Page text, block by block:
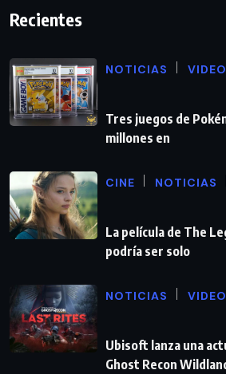
Recientes
NOTICIAS
Tres juegos de
millones en
CINE NOTICIAS
La película de The
podría ser solo
NOTICIAS
Ubisoft lanza una
Ghost Recon